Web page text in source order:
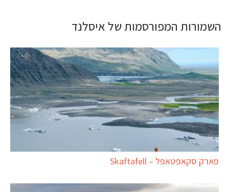
השמורות המפורסמות של איסלנד
פארק סקאפטאפל – Skaftafell